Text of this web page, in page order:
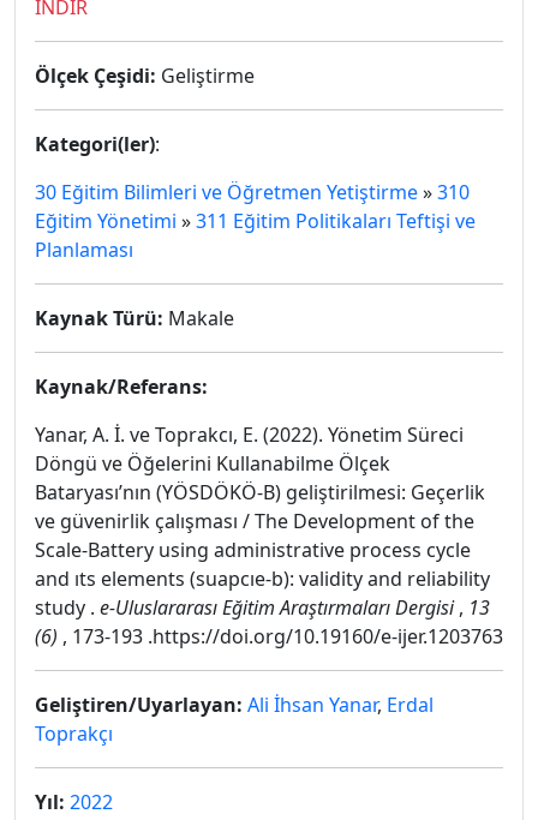
İNDİR
Ölçek Çeşidi: Geliştirme
Kategori(ler):
30 Eğitim Bilimleri ve Öğretmen Yetiştirme»310
Eğitim Yönetimi »311 Eğitim Politikaları Teftişi ve
Planlaması
Kaynak Türü: Makale
Kaynak/Referans:
Yanar, A. İ. ve Toprakcı, E. (2022). Yönetim Süreci
Döngü ve Öğelerini Kullanabilme Ölçek
Bataryası’nın (YÖSDÖKÖ-B) geliştirilmesi: Geçerlik
ve güvenirlik çalışması / The Development of the
Scale-Battery using administrative process cycle
and ıts elements (suapcıe-b): validity and reliability
study . e-Uluslararası Eğitim Araştırmaları Dergisi, 13
(6) , 173-193 .https://doi.org/10.19160/e-ijer.1203763
Geliştiren/Uyarlayan: Ali İhsan Yanar, Erdal
Toprakçı
Yıl: 2022